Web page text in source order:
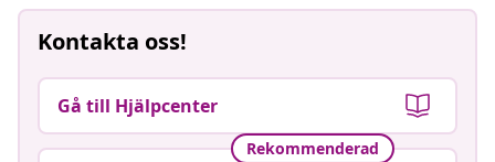
Kontakta oss!
Gå till Hjälpcenter
Rekommenderad